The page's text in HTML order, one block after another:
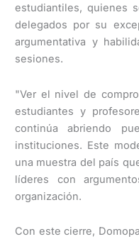
estudiantiles, quienes
delegados por su
argumentativa y
sesiones.
"Ver el nivel de
estudiantes y
continúa abriendo
instituciones. Este
una muestra del país
líderes con
organización.
Con este cierre,